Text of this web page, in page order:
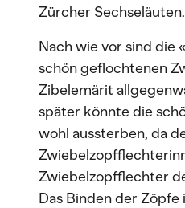
Zürcher Sechseläuten.
Nach wie vor sind die
schön geflochtenen
Zibelemärit
später könnte die
wohl aussterben, da
Zwiebelzopfflechter
Das Binden der